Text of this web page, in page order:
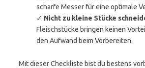
scharfe Messer für eine optimale
✓ Nicht zu kleine Stücke
Fleischstücke bringen keinen
den Aufwand beim Vorbereiten.
Mit dieser Checkliste bist du bestens